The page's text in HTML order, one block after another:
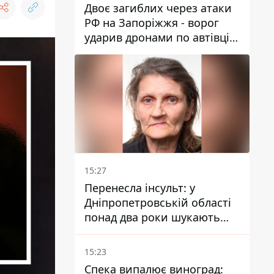
Двоє загиблих через атаки
РФ на Запоріжжя - ворог
ударив дронами по автівці
та селищу
15:27
Перенесла інсульт: у
Дніпропетровській області
понад два роки шукають
зниклу жінку
15:23
Спека випалює виноград: